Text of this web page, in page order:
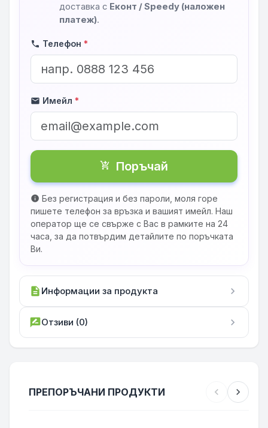
доставка с Еконт / Speedy (наложен
платеж).
phone Телефон *
mail Имейл *
shopping_cart_checkout Поръчай
info Без регистрация и без пароли, моля горе
пишете телефон за връзка и вашият имейл. Наш
оператор ще се свърже с Вас в рамките на 24
часа, за да потвърдим детайлите по поръчката
Ви.
description Информации за продукта chevron_right
rate_reviewОтзиви (0) chevron_right
ПРЕПОРЪЧАНИ ПРОДУКТИ chevron_left chevron_right